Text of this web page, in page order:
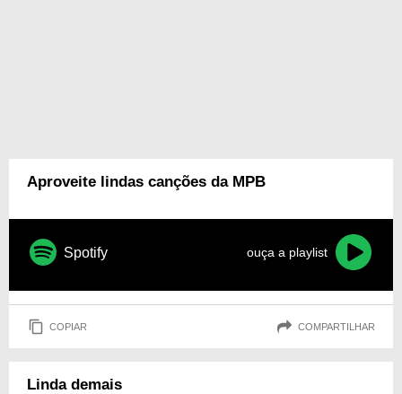
Aproveite lindas canções da MPB
Spotify ouça a playlist
COPIAR COMPARTILHAR
Linda demais